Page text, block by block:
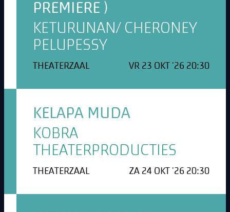
PREMIERE )
KETURUNAN/ CHERONEY
PELUPESSY
THEATERZAAL VR 23 OKT '26 20:30
KELAPA MUDA
KOBRA
THEATERPRODUCTIES
THEATERZAAL ZA 24 OKT '26 20:30